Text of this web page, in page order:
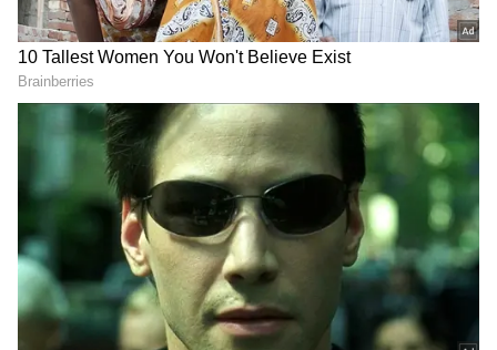
మీరు హెల్తీగా బరువు పెరగాలనుకుంటే మాత్రం ఏవి పడితే
అవి తినకూడదు. రోజూ సమతుల్య ఆహారాన్ని మాత్రమే
తినండి. మీ రోజువారి ఆహారంలో విటమిన్లు, కాల్షియం,
కార్బోహైడ్రేట్లు ఎక్కువగా ఉండేట్టు చూసుకోండి.